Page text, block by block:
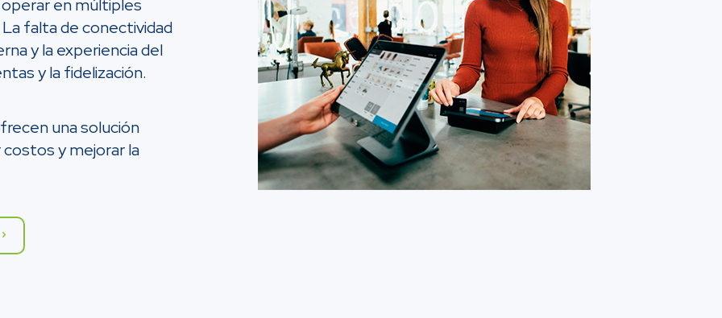
en múltiples
falta de conectividad
y la experiencia del
y la fidelización.
una solución
y mejorar la